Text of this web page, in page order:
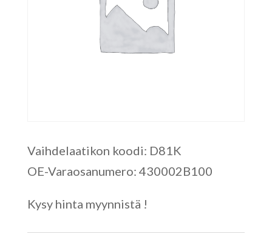
Vaihdelaatikon koodi: D81K
OE-Varaosanumero: 430002B100
Kysy hinta myynnistä !